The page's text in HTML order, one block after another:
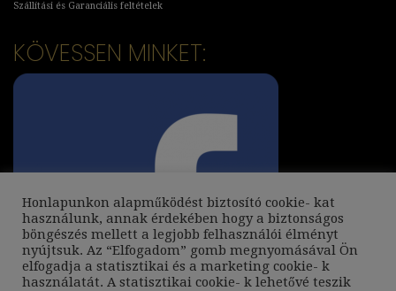
Szállítási és Garanciális feltételek
KÖVESSEN MINKET:
Honlapunkon alapműködést biztosító cookie- kat
használunk, annak érdekében hogy a biztonságos
böngészés mellett a legjobb felhasználói élményt
nyújtsuk. Az “Elfogadom” gomb megnyomásával Ön
elfogadja a statisztikai és a marketing cookie- k
használatát. A statisztikai cookie- k lehetővé teszik